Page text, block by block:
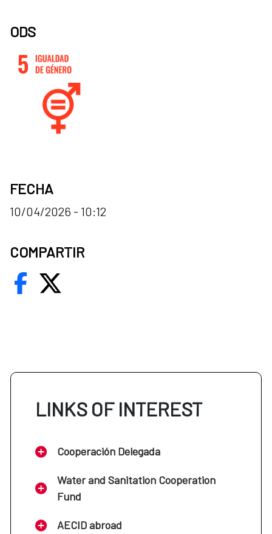
ODS
FECHA
10/04/2026 - 10:12
COMPARTIR
LINKS OF INTEREST
Cooperación Delegada
Water and Sanitation Cooperation
Fund
AECID abroad